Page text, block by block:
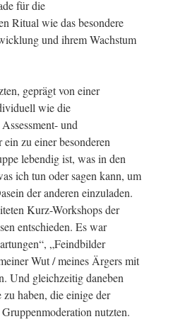
für die
Ritual wie das besondere
und ihrem Wachstum
geprägt von einer
wie die
und
zu einer besonderen
lebendig ist, was in den
ich tun oder sagen kann, um
der anderen einzuladen.
Kurz-Workshops der
entschieden. Es war
„Feindbilder
Wut / meines Ärgers mit
Und gleichzeitig daneben
haben, die einige der
nutzten.